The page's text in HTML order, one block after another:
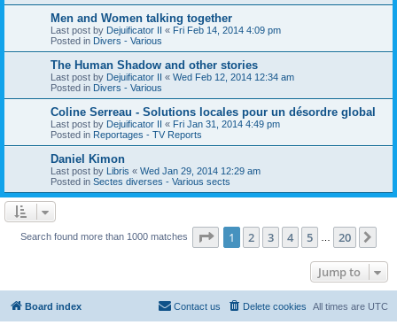
Men and Women talking together
Last post by Dejuificator II « Fri Feb 14, 2014 4:09 pm
Posted in Divers - Various
The Human Shadow and other stories
Last post by Dejuificator II « Wed Feb 12, 2014 12:34 am
Posted in Divers - Various
Coline Serreau - Solutions locales pour un désordre global
Last post by Dejuificator II « Fri Jan 31, 2014 4:49 pm
Posted in Reportages - TV Reports
Daniel Kimon
Last post by Libris « Wed Jan 29, 2014 12:29 am
Posted in Sectes diverses - Various sects
Search found more than 1000 matches Page 1of 20
1 2 3 4 5 20
Jump to
Board index All times are UTC
Delete cookies
Contact us